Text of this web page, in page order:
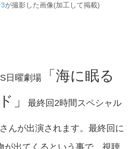
が撮影した画像(加工して掲載)
日曜劇場「海に眠る
」
最終回2時間スペシャル
んが出演されます。最終回に
が出てくるという事で、視聴